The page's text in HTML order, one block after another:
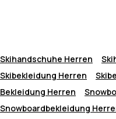
Skihandschuhe Herren
Skibekleidung Herren
Bekleidung Herren
Snowboardbekleidung